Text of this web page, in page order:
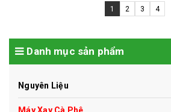
1 2 3 4
Danh mục sản phẩm
Nguyên Liệu